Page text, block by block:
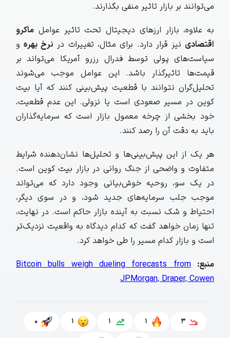
می‌توانند بر بازار تاثیر منفی بگذارند.
به علاوه، بازار ارزهای دیجیتال تحت تاثیر عوامل ماکرو
اقتصادی نیز قرار دارد. برای مثال، تغییرات در نرخ بهرهو
سیاست‌های پولی توسط فدرال رزرو آمریکا می‌تواند بر
قیمت‌ها تاثیرگذار باشد. این عوامل موجب می‌شوند
تحلیل‌گران نتوانند با قطعیت پیش‌بینی کنند که آیا بیت‌
کوین در مسیر صعودی است یا نزولی. این عدم قطعیت،
خود بخشی از چرخه معمول بازار است که سرمایه‌گذاران
باید به دقت آن را رصد کنند.
هر یک از این پیش‌بینی‌ها و تحلیل‌ها نشان‌دهنده شرایط
متفاوت و واضحی از جنگ روانی در بازار بیت‌ کوین است.
در یک سو، روحیه خوش‌بیانی وجود دارد که می‌تواند
موجب جلب سرمایه‌های جدید شود، و در سوی دیگر،
احتیاط و شک نسبت به آینده بازار حاکم است. در نهایت،
تنها زمان خواهد گفت که کدام دیدگاه به واقعیت نزدیک‌تر
است و بازار کدام مسیر را طی خواهد کرد.
منبع: Bitcoin bulls weigh dueling forecasts from
JPMorgan, Draper, Cowen
3
1
1
1
0